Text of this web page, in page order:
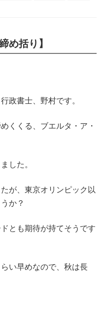
め括り】
政書士、野村です。
くくる、ブエルタ・ア・
した。
が、東京オリンピック以
か？
とも期待が持てそうです
い早めなので、秋は長